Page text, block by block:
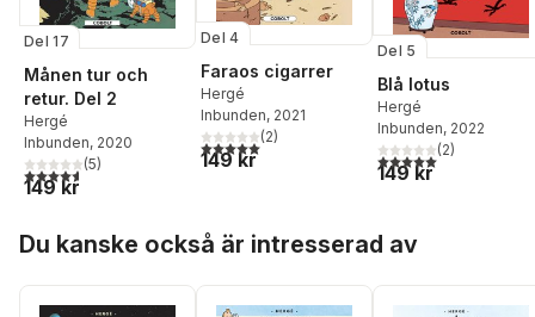
Del 17
Månen tur och
retur. Del 2
Hergé
Inbunden, 2020
4,6utav 5 stjärnor. Totalt antal röster:
(5)
149 kr
Del 4
Faraos cigarrer
Hergé
Inbunden, 2021
5,0utav 5 stjärnor. Totalt antal röster:
(2)
149 kr
Del 5
Blå lotus
Hergé
Inbunden, 2022
5,0utav 5 stjärnor.
(2)
149 kr
Du kanske också är intresserad av